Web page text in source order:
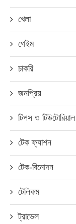
খেলা
গেইম
চাকরি
জনপ্রিয়
টিপস ও টিউটোরিয়াল
টেক ফ্যাশন
টেক-বিনোদন
টেলিকম
ট্রাভেল